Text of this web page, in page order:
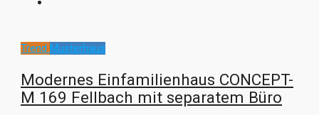
Trend Musterhaus
Modernes Einfamilienhaus CONCEPT-
M 169 Fellbach mit separatem Büro